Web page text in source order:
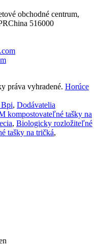
obchodné centrum,
516000
práva vyhradené. Horúce
, Dodávatelia
kompostovateľné tašky na
, Biologicky rozložiteľné
tašky na tričká,